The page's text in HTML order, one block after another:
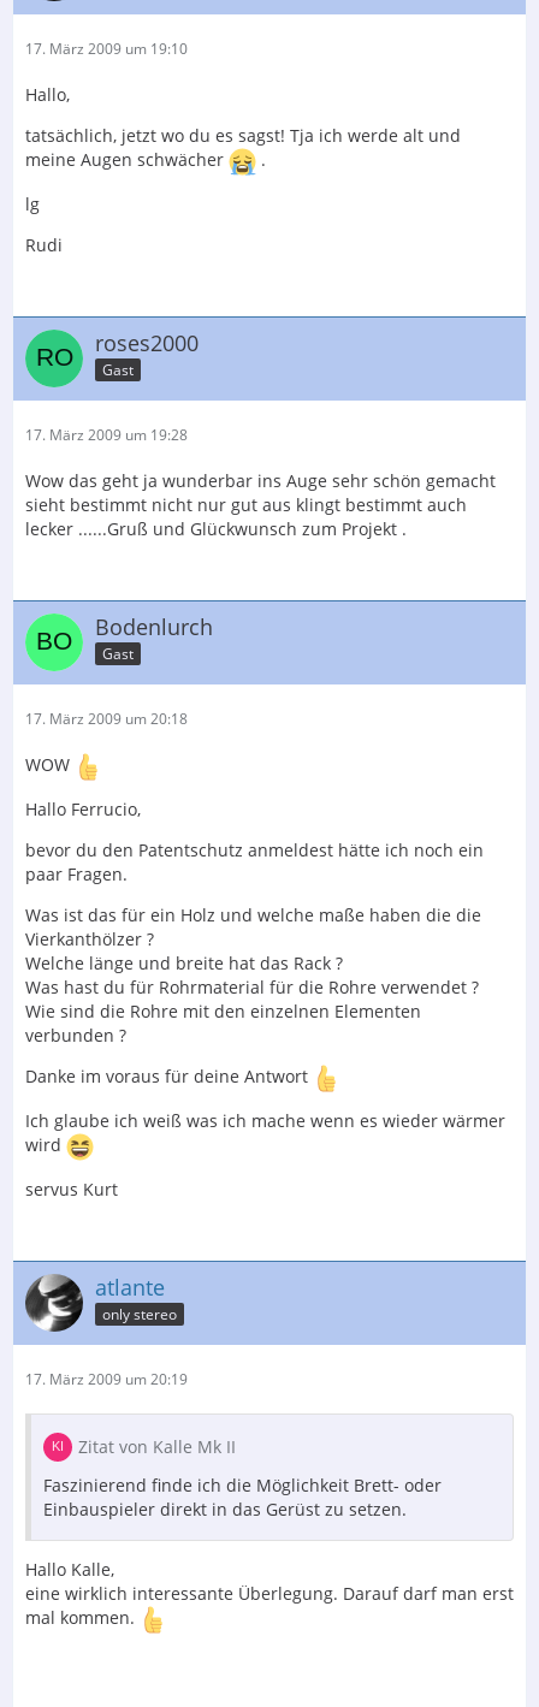
17. März 2009 um 19:10
Hallo,
tatsächlich, jetzt wo du es sagst! Tja ich werde alt und
meine Augen schwächer
.
lg
Rudi
roses2000
Gast
17. März 2009 um 19:28
Wow das geht ja wunderbar ins Auge sehr schön gemacht
sieht bestimmt nicht nur gut aus klingt bestimmt auch
lecker ......Gruß und Glückwunsch zum Projekt .
Bodenlurch
Gast
17. März 2009 um 20:18
WOW
Hallo Ferrucio,
bevor du den Patentschutz anmeldest hätte ich noch ein
paar Fragen.
Was ist das für ein Holz und welche maße haben die die
Vierkanthölzer ?
Welche länge und breite hat das Rack ?
Was hast du für Rohrmaterial für die Rohre verwendet ?
Wie sind die Rohre mit den einzelnen Elementen
verbunden ?
Danke im voraus für deine Antwort
Ich glaube ich weiß was ich mache wenn es wieder wärmer
wird
servus Kurt
atlante
only stereo
17. März 2009 um 20:19
Zitat von Kalle Mk II
Faszinierend finde ich die Möglichkeit Brett- oder
Einbauspieler direkt in das Gerüst zu setzen.
Hallo Kalle,
eine wirklich interessante Überlegung. Darauf darf man erst
mal kommen.